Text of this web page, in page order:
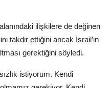
ilişkilere de değinen
takdir ettiğini ancak İsrail’in
gerektiğini söyledi.
istiyorum. Kendi